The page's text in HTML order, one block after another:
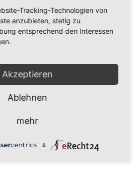
ein. Diese
wirken bis heute nach und
auf, wie demokratische Kritik
werden kann.
gibt es von Dr. Paul Erxleben
Rechtsextremismusforschung:
Konjunkturen und
am Beispiel der Mobilen
>>
https://www.idz-
Sonstiges/ZRex_2701-
Tracking-Technologien von
anzubieten, stetig zu
entsprechend den Interessen
Akzeptieren
Ablehnen
mehr
&